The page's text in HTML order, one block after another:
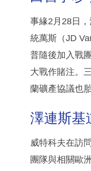
事緣2月28日
統萬斯（JD
普隨後加入戰
大戰作賭注。
蘭礦產協議也
澤連斯基
威特科夫在訪
團隊與相關歐